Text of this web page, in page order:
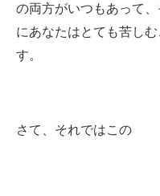
の両方がいつもあって
にあなたはとても苦し
す。
さて、それではこの